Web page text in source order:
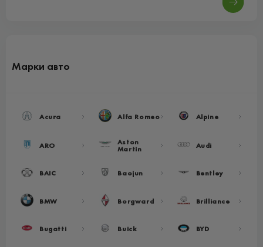
Марки авто
Acura Alfa Romeo Alpine
ARO Aston
Martin Audi
BAIC Baojun Bentley
BMW Borgward Brilliance
Bugatti Buick BYD